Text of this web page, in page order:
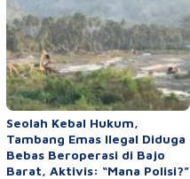
Seolah Kebal Hukum,
Tambang Emas Ilegal Diduga
Bebas Beroperasi di Bajo
Barat, Aktivis: “Mana Polisi?”